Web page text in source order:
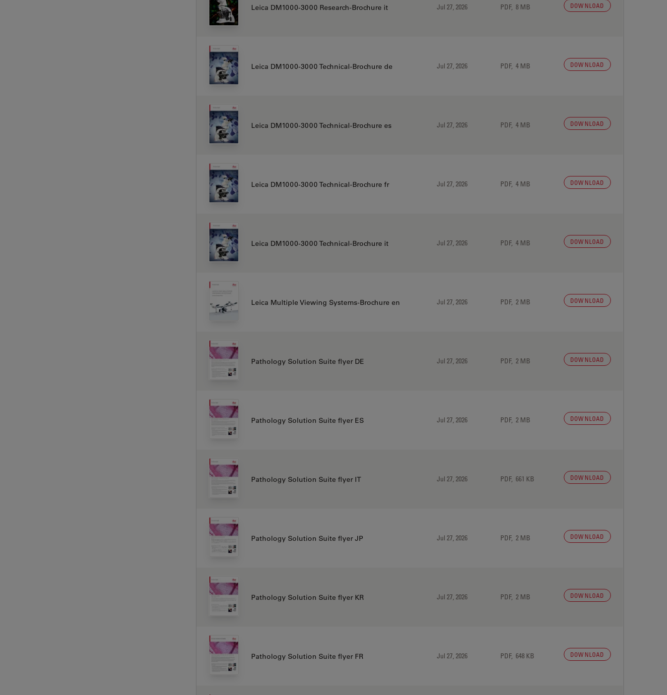
Leica DM1000-3000 Research-Brochure it Jul 27, 2026 PDF, 8 MB DOWNLOAD
Leica DM1000-3000 Technical-Brochure de Jul 27, 2026 PDF, 4 MB DOWNLOAD
Leica DM1000-3000 Technical-Brochure es Jul 27, 2026 PDF, 4 MB DOWNLOAD
Leica DM1000-3000 Technical-Brochure fr Jul 27, 2026 PDF, 4 MB DOWNLOAD
Leica DM1000-3000 Technical-Brochure it Jul 27, 2026 PDF, 4 MB DOWNLOAD
Leica Multiple Viewing Systems-Brochure en Jul 27, 2026 PDF, 2 MB DOWNLOAD
Pathology Solution Suite flyer DE Jul 27, 2026 PDF, 2 MB DOWNLOAD
Pathology Solution Suite flyer ES Jul 27, 2026 PDF, 2 MB DOWNLOAD
Pathology Solution Suite flyer IT Jul 27, 2026 PDF, 661 KB DOWNLOAD
Pathology Solution Suite flyer JP Jul 27, 2026 PDF, 2 MB DOWNLOAD
Pathology Solution Suite flyer KR Jul 27, 2026 PDF, 2 MB DOWNLOAD
Pathology Solution Suite flyer FR Jul 27, 2026 PDF, 648 KB DOWNLOAD